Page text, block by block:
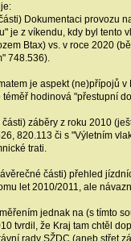
Dokumentaci provozu
je z víkendu, kdy byl tento
Btax) vs. v roce 2020
748.536).
je aspekt (ne)přípojů
hodinová "přestupní
záběry z roku 2010
820.113 či s "Výletním
trati.
části) přehled
let 2010/2011, ale
jednak na (s tímto
tvrdil, že Kraj tam chtěl
rady SŽDC (aneb střet